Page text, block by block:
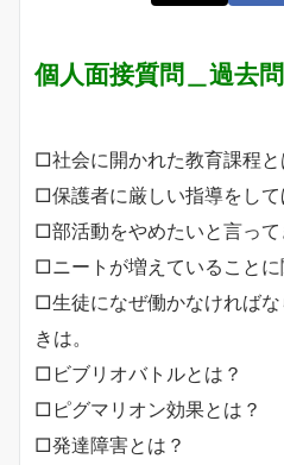
個人面接質問＿過去
□社会に開かれた教育課程と
□保護者に厳しい指導をして
□部活動をやめたいと言って
□ニートが増えていることに
□生徒になぜ働かなければ
きは。
□ビブリオバトルとは？
□ピグマリオン効果とは？
□発達障害とは？